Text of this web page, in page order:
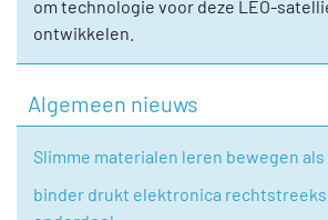
om technologie voor deze LEO-
ontwikkelen.
Algemeen nieuws
Slimme materialen leren bewegen
binder drukt elektronica